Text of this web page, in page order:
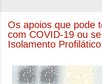
Os apoios que pode
com COVID-19 ou
Isolamento Profilático